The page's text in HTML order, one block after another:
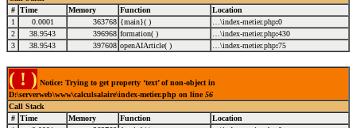
# Time Memory Function
Location
1
0.0001 363768 {main}( ) …\index-metier.php:0
2
38.9543 396968 formation( ) …\index-metier.php:430
3
38.9543 397608 openAIArticle( ) …\index-metier.php:75
( ! ) Notice: Trying to get property ‘text’ of non-object in
D:\serverweb\www\calculsalaire\index-metier.php on line56
Call Stack
# Time Memory Function
Location